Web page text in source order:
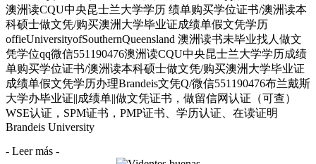
澳洲读CQU中央昆士兰大学学历 绩单购买学位证书/澳洲读本
科硕士做文凭/购买澳洲大学毕业证成绩单假文凭学历
offieUniversityofSouthernQueensland 澳洲读书未毕业找人做文
凭学位qq微信551190476澳洲读CQU中央昆士兰大学学历成绩
单购买学位证书/澳洲读本科硕士做文凭/购买澳洲大学毕业证
成绩单假文凭学历办理Brandeis文凭Q/微信551190476布兰戴斯
大学办毕业证||成绩单||做文凭证书，做留信网认证（可查）
WSE认证，SPM证书，PMP证书、学历认证、在读证明
Brandeis University
- Leer más -